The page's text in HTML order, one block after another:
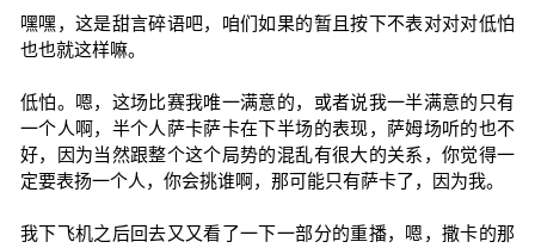
嘿嘿，这是甜言碎语吧，咱们如果的暂且按下不表对对对低怕
也也就这样嘛。
低怕。嗯，这场比赛我唯一满意的，或者说我一半满意的只有
一个人啊，半个人萨卡萨卡在下半场的表现，萨姆场听的也不
好，因为当然跟整个这个局势的混乱有很大的关系，你觉得一
定要表扬一个人，你会挑谁啊，那可能只有萨卡了，因为我。
我下飞机之后回去又又看了一下一部分的重播，嗯，撒卡的那